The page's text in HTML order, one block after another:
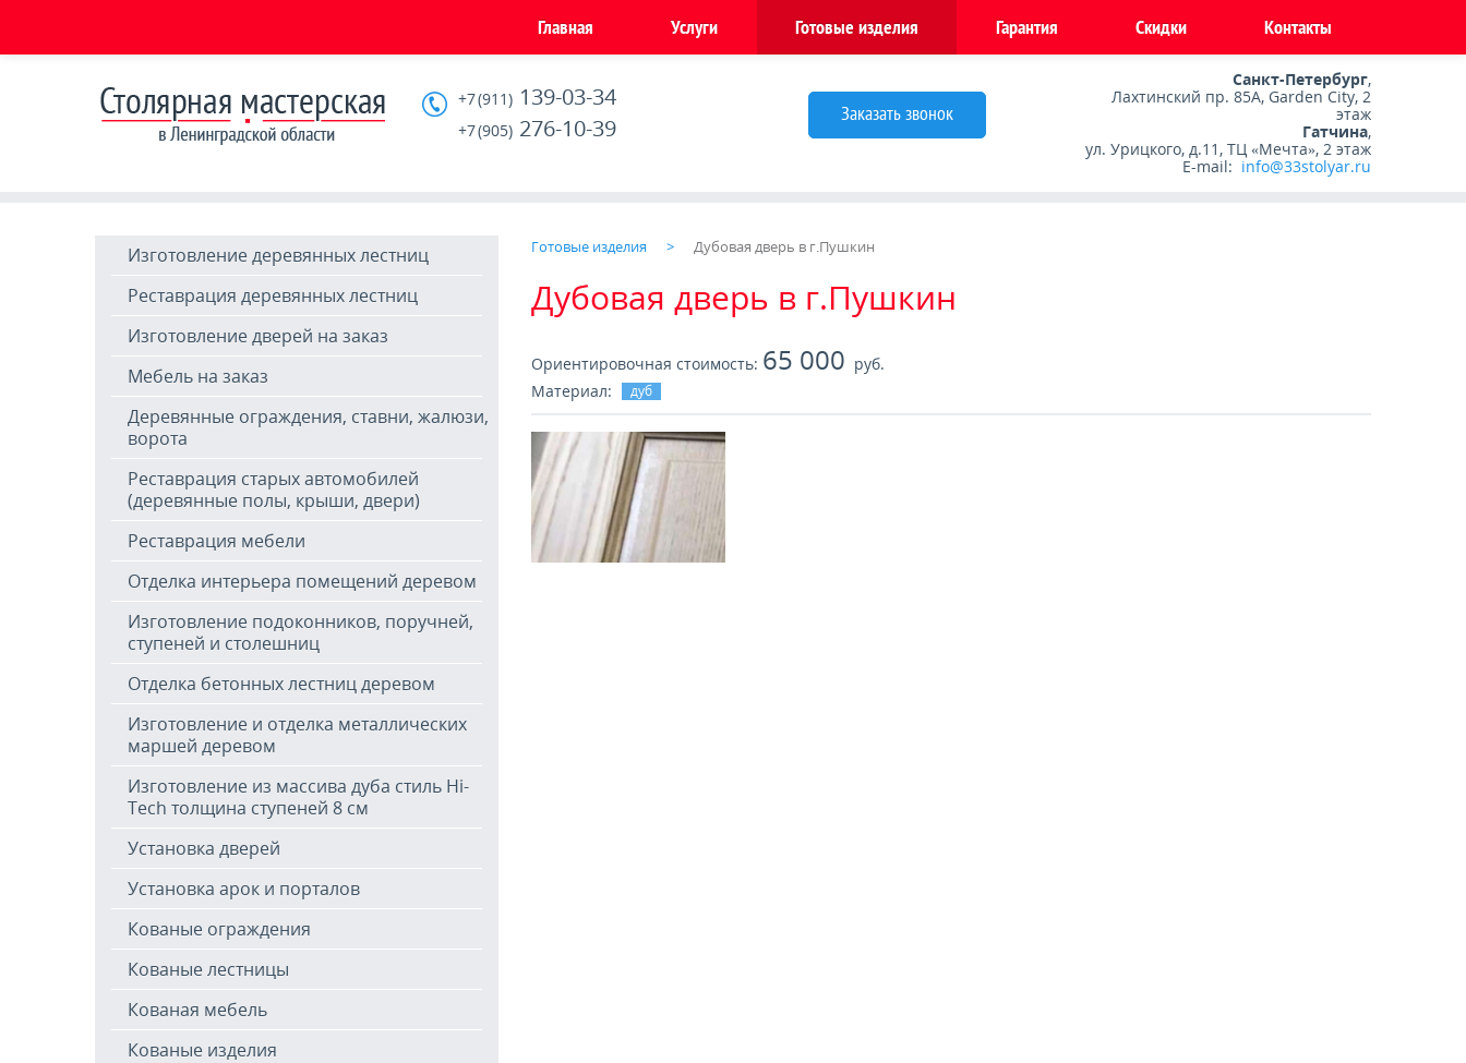
Главная Услуги Готовые изделия Гарантия Скидки Контакты
+7 (911) 139-03-34
+7 (905) 276-10-39
Заказать звонок
Санкт-Петербург,
Лахтинский пр. 85А, Garden City, 2
этаж
Гатчина,
ул. Урицкого, д.11, ТЦ «Мечта», 2 этаж
E-mail: info@33stolyar.ru
Изготовление деревянных лестниц
Реставрация деревянных лестниц
Изготовление дверей на заказ
Мебель на заказ
Деревянные ограждения, ставни, жалюзи,
ворота
Реставрация старых автомобилей
(деревянные полы, крыши, двери)
Реставрация мебели
Отделка интерьера помещений деревом
Изготовление подоконников, поручней,
ступеней и столешниц
Отделка бетонных лестниц деревом
Изготовление и отделка металлических
маршей деревом
Изготовление из массива дуба стиль Hi-
Tech толщина ступеней 8 см
Установка дверей
Установка арок и порталов
Кованые ограждения
Кованые лестницы
Кованая мебель
Кованые изделия
Готовые изделия Дубовая дверь в г.Пушкин
Дубовая дверь в г.Пушкин
Ориентировочная стоимость: 65 000 руб.
Материал:
дуб